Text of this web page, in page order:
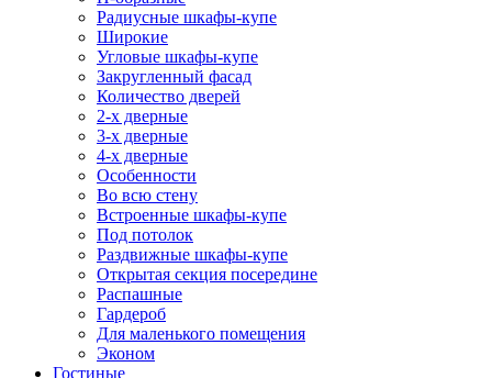
Радиусные шкафы-купе
Широкие
Угловые шкафы-купе
Закругленный фасад
Количество дверей
2-х дверные
3-х дверные
4-х дверные
Особенности
Во всю стену
Встроенные шкафы-купе
Под потолок
Раздвижные шкафы-купе
Открытая секция посередине
Распашные
Гардероб
Для маленького помещения
Эконом
Гостиные